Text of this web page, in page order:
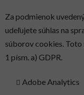
Za podmienok
udeľujete súhlas na
súborov cookies. Toto
1 písm. a) GDPR.
Adobe Analytics